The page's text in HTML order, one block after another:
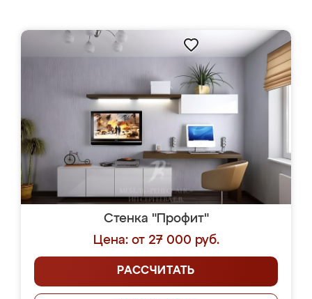
Стенка "Профит"
Цена: от 27 000 руб.
РАССЧИТАТЬ